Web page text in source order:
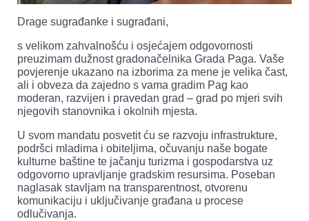
Drage sugrađanke i sugrađani,
s velikom zahvalnošću i osjećajem odgovornosti
preuzimam dužnost gradonačelnika Grada Paga. Vaše
povjerenje ukazano na izborima za mene je velika čast,
ali i obveza da zajedno s vama gradim Pag kao
moderan, razvijen i pravedan grad – grad po mjeri svih
njegovih stanovnika i okolnih mjesta.
U svom mandatu posvetit ću se razvoju infrastrukture,
podršci mladima i obiteljima, očuvanju naše bogate
kulturne baštine te jačanju turizma i gospodarstva uz
odgovorno upravljanje gradskim resursima. Poseban
naglasak stavljam na transparentnost, otvorenu
komunikaciju i uključivanje građana u procese
odlučivanja.